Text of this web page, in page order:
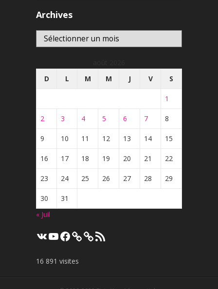
Archives
Archives
D
L M M J V S
1
2 3 4 5 6 7 8
9 10 11 12 13 14 15
16 17 18 19 20 21 22
23 24 25 26 27 28 29
30
31
« Juil
VK YouTube
Facebook Flux
RSS
16 891 visites